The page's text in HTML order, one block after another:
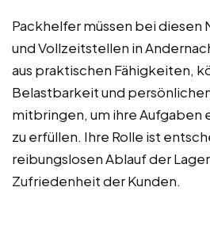
Packhelfer müssen bei diesen
und Vollzeitstellen in
aus praktischen Fähigkeiten,
Belastbarkeit und
mitbringen, um ihre
zu erfüllen. Ihre Rolle ist
reibungslosen Ablauf der
Zufriedenheit der Kunden.